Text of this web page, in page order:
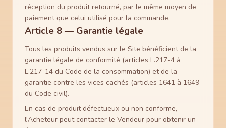
réception du produit retourné, par le même moyen de
paiement que celui utilisé pour la commande.
Article 8 — Garantie légale
Tous les produits vendus sur le Site bénéficient de la
garantie légale de conformité (articles L.217-4 à
L.217-14 du Code de la consommation) et de la
garantie contre les vices cachés (articles 1641 à 1649
du Code civil).
En cas de produit défectueux ou non conforme,
l'Acheteur peut contacter le Vendeur pour obtenir un